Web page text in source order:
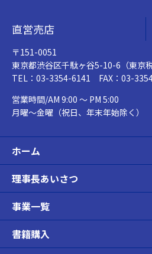
直営売店
〒151-0051
東京都渋谷区千駄ヶ谷5-10-6（東京
TEL：03-3354-6141 FAX：03-
営業時間/AM 9:00 ～ PM 5:00
月曜～金曜（祝日、年末年始除く）
ホーム
理事長あいさつ
事業一覧
書籍購入